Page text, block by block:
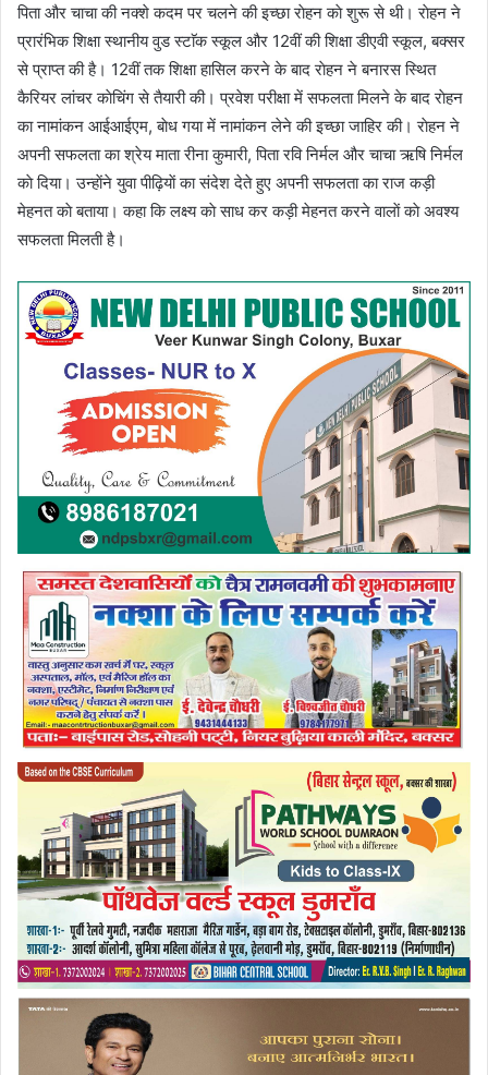
पिता और चाचा की नक्शे कदम पर चलने की इच्छा राेहन काे शुरू से थी। राेहन ने
प्रारंभिक शिक्षा स्थानीय वुड स्टाॅक स्कूल और 12वीं की शिक्षा डीएवी स्कूल, बक्सर
से प्राप्त की है। 12वीं तक शिक्षा हासिल करने के बाद राेहन ने बनारस स्थित
कैरियर लांचर काेचिंग से तैयारी की। प्रवेश परीक्षा में सफलता मिलने के बाद राेहन
का नामांकन आईआईएम, बाेध गया में नामांकन लेने की इच्छा जाहिर की। राेहन ने
अपनी सफलता का श्रेय माता रीना कुमारी, पिता रवि निर्मल और चाचा ऋषि निर्मल
काे दिया। उन्हाेंने युवा पीढ़ियाें का संदेश देते हुए अपनी सफलता का राज कड़ी
मेहनत काे बताया। कहा कि लक्ष्य काे साध कर कड़ी मेहनत करने वालाें काे अवश्य
सफलता मिलती है।